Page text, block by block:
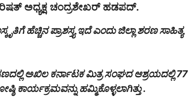
ಪರಿಷತ್ ಅಧ್ಯಕ್ಷ ಚಂದ್ರಶೇಖರ್ ಹಡಪದ್.
ಹೆಚ್ಚಿನ ಪ್ರಾಶಸ್ತ್ಯ ಇದೆ ಎಂದು ಜಿಲ್ಲಾ ಶರಣ ಸಾಹಿತ್ಯ
ಅಖಿಲ ಕರ್ನಾಟಕ ಮಿತ್ರ ಸಂಘದ ಆಶ್ರಯದಲ್ಲಿ 77
ಕಾರ್ಯಕ್ರಮವನ್ನು ಹಮ್ಮಿಕೊಳ್ಳಲಾಗಿತ್ತು .